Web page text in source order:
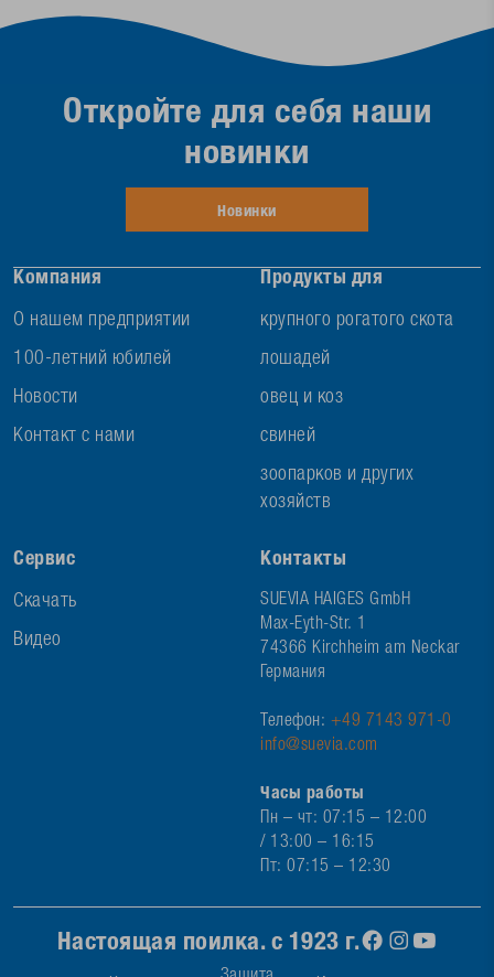
Компания
О нашем предприятии
100-летний юбилей
Новости
Контакт с нами
Продукты для
крупного рогатого скота
лошадей
овец и коз
свиней
зоопарков и других
хозяйств
Сервис
Скачать
Видео
Контакты
SUEVIA HAIGES GmbH
Max-Eyth-Str. 1
74366 Kirchheim am Neckar
Германия
Телефон: +49 7143 971-0
info@suevia.com
Часы работы
Пн – чт: 07:15 – 12:00
/ 13:00 – 16:15
Пт: 07:15 – 12:30
Откройте для себя наши
новинки
Новинки
Настоящая поилка. с 1923 г.